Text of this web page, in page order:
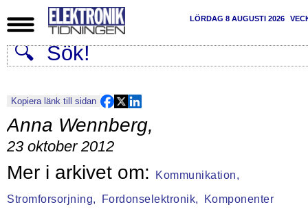
LÖRDAG 8 AUGUSTI 2026
Kopiera länk till sidan
Anna Wennberg,
23 oktober 2012
Kommunikation,
Stromforsorjning, Fordonselektronik, Komponenter